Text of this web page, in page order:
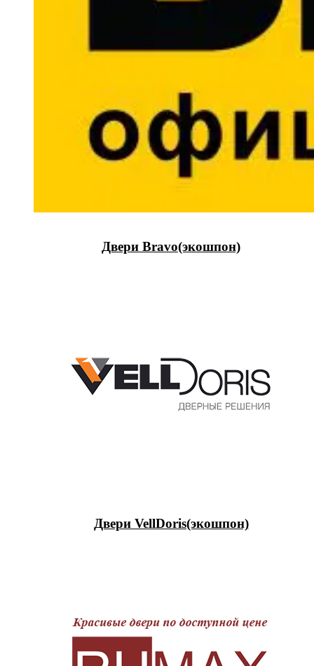
Двери Bravo(экошпон)
Двери VellDoris(экошпон)